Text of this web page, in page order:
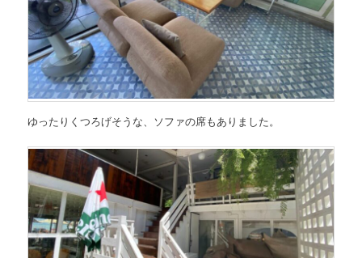
ゆったりくつろげそうな、ソファの席もありました。